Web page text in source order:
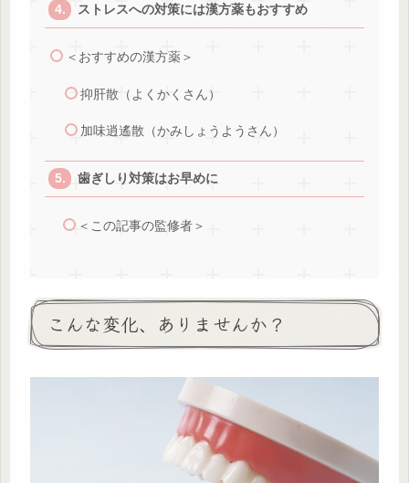
ストレスへの対策には漢方薬もおすすめ
＜おすすめの漢方薬＞
抑肝散（よくかくさん）
加味逍遙散（かみしょうようさん）
歯ぎしり対策はお早めに
＜この記事の監修者＞
こんな変化、ありませんか？